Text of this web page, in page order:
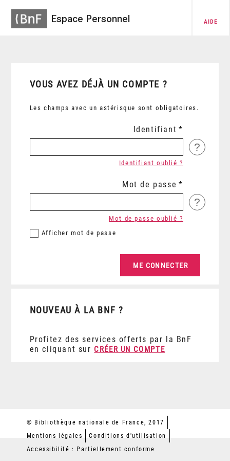
Espace Personnel AIDE
VOUS AVEZ DÉJÀ UN COMPTE ?
Les champs avec un astérisque sont obligatoires.
Identifiant
?
Identifiant oublié ?
Mot de passe
?
Afficher mot de passe
Mot de passe oublié ?
NOUVEAU À LA BNF ?
Profitez des services offerts par la BnF
en cliquant sur CRÉER UN COMPTE
© Bibliothèque nationale de France, 2017
Mentions légales
Conditions d'utilisation
Accessibilité : Partiellement conforme